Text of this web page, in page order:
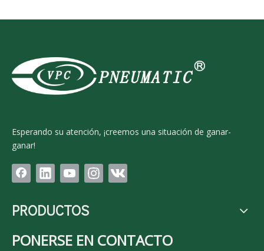
Esperando su atención, ¡creemos una situación de ganar-
ganar!
PRODUCTOS
PONERSE EN CONTACTO